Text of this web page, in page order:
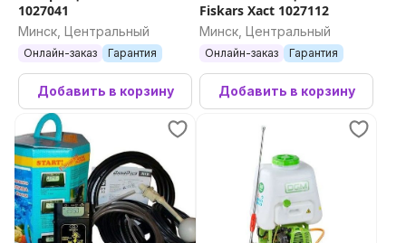
1027041
Минск, Центральный
Онлайн-заказ Гарантия
Добавить в корзину
Fiskars Xact 1027112
Минск, Центральный
Онлайн-заказ Гарантия
Добавить в корзину